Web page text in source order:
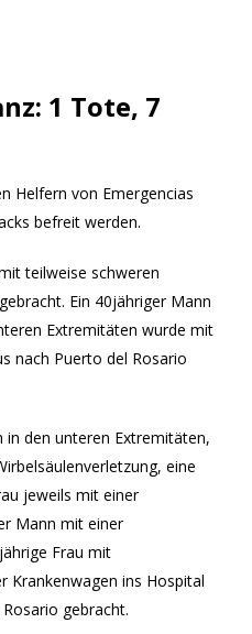
1 Tote, 7
Helfern von Emergencias
befreit werden.
teilweise schweren
Ein 40jähriger Mann
Extremitäten wurde mit
nach Puerto del Rosario
in den unteren Extremitäten,
eine
jeweils mit einer
Mann mit einer
Frau mit
Krankenwagen ins Hospital
gebracht.